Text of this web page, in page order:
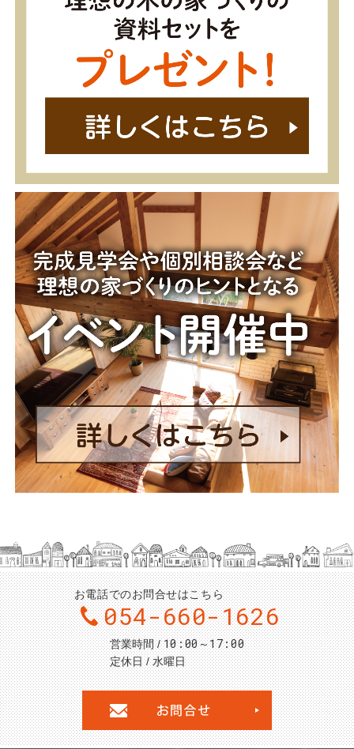
お電話でのお問合せはこちら
054-660-1626
営業時間 10:00～17:00
定休日 水曜日
お問合せ・ご